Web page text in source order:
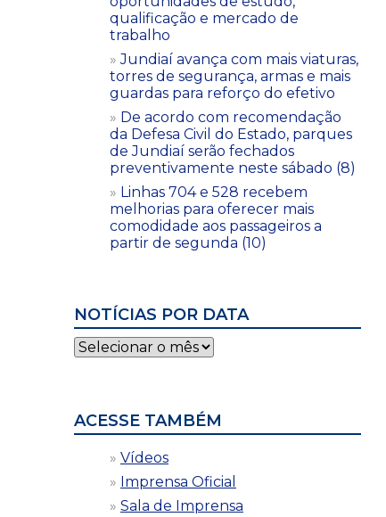
qualificação e mercado de
trabalho
Jundiaí avança com mais viaturas,
torres de segurança, armas e mais
guardas para reforço do efetivo
De acordo com recomendação
da Defesa Civil do Estado, parques
de Jundiaí serão fechados
preventivamente neste sábado (8)
Linhas 704 e 528 recebem
melhorias para oferecer mais
comodidade aos passageiros a
partir de segunda (10)
NOTÍCIAS POR DATA
Notícias
por
ACESSE TAMBÉM
Vídeos
Imprensa Oficial
Sala de Imprensa